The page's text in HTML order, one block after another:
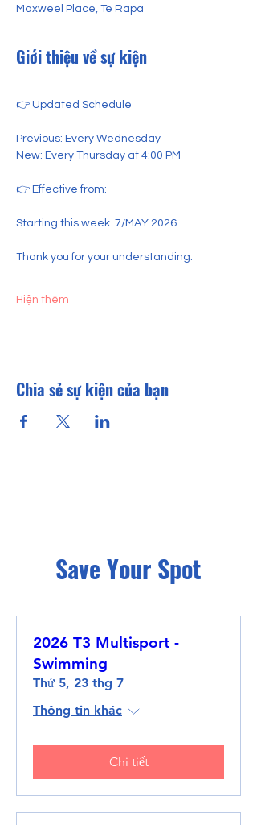
Maxweel Place, Te Rapa
Giới thiệu về sự kiện
👉 Updated Schedule
Previous: Every Wednesday
New: Every Thursday at 4:00 PM
👉 Effective from:
Starting this week  7/MAY 2026
Thank you for your understanding.
Hiện thêm
Chia sẻ sự kiện của bạn
Save Your Spot
2026 T3 Multisport -
Swimming
Thứ 5, 23 thg 7
Thông tin khác
Chi tiết